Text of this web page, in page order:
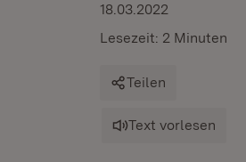
18.03.2022
Lesezeit: 2 Minuten
Teilen
Text vorlesen